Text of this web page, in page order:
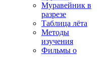
Муравейник в
разрезе
Таблица лёта
Методы
изучения
Фильмы о